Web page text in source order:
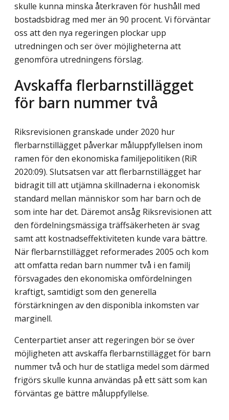
skulle kunna minska återkraven för hushåll med
bostadsbidrag med mer än 90 procent. Vi förväntar
oss att den nya regeringen plockar upp
utredningen och ser över möjligheterna att
genomföra utredningens förslag.
Avskaffa flerbarnstillägget
för barn nummer två
Riksrevisionen granskade under 2020 hur
flerbarnstillägget påverkar måluppfyllelsen inom
ramen för den ekonomiska familjepolitiken (RiR
2020:09). Slutsatsen var att flerbarnstillägget har
bidragit till att utjämna skillnaderna i ekonomisk
standard mellan människor som har barn och de
som inte har det. Däremot ansåg Riksrevisionen att
den fördelningsmässiga träffsäkerheten är svag
samt att kostnadseffektiviteten kunde vara bättre.
När flerbarnstillägget reformerades 2005 och kom
att omfatta redan barn nummer två i en familj
försvagades den ekonomiska omfördelningen
kraftigt, samtidigt som den generella
förstärkningen av den disponibla inkomsten var
marginell.
Centerpartiet anser att regeringen bör se över
möjligheten att avskaffa flerbarns­tillägget för barn
nummer två och hur de statliga medel som därmed
frigörs skulle kunna användas på ett sätt som kan
förväntas ge bättre måluppfyllelse.